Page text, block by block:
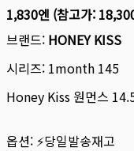
1,830엔 (참고가:
브랜드: HONEY KISS
시리즈: 1month 145
Honey Kiss 원먼스
옵션: ⚡당일발송재고